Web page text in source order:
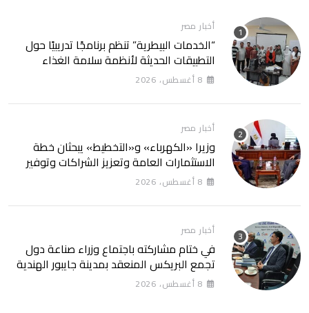
أخبار مصر
“الخدمات البيطرية” تنظم برنامجًا تدريبيًا حول
التطبيقات الحديثة لأنظمة سلامة الغذاء
8 أغسطس، 2026
أخبار مصر
وزيرا «الكهرباء» و«التخطيط» يبحثان خطة
الاستثمارات العامة وتعزيز الشراكات وتوفير
التمويلات المبتكرة للمشروعات فى مجالات
الطاقة والخامات الأرضيّة والمعادن النادرة
8 أغسطس، 2026
أخبار مصر
في ختام مشاركته باجتماع وزراء صناعة دول
تجمع البريكس المنعقد بمدينة جايبور الهندية
8 أغسطس، 2026